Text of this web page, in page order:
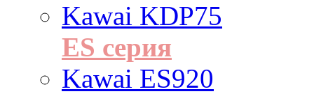
Kawai KDP75
ES cерия
Kawai ES920